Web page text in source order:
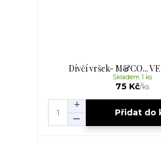
Dívčí vršek- M&CO...
75 Kč/ks
Skladem 1 ks
Přidat do